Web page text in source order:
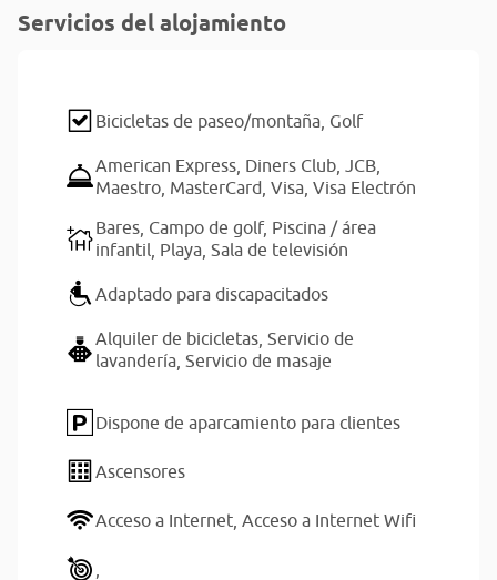
Servicios del alojamiento
Bicicletas de paseo/montaña, Golf
American Express, Diners Club, JCB,
Maestro, MasterCard, Visa, Visa Electrón
Bares, Campo de golf, Piscina / área
infantil, Playa, Sala de televisión
Adaptado para discapacitados
Alquiler de bicicletas, Servicio de
lavandería, Servicio de masaje
Dispone de aparcamiento para clientes
Ascensores
Acceso a Internet, Acceso a Internet Wifi